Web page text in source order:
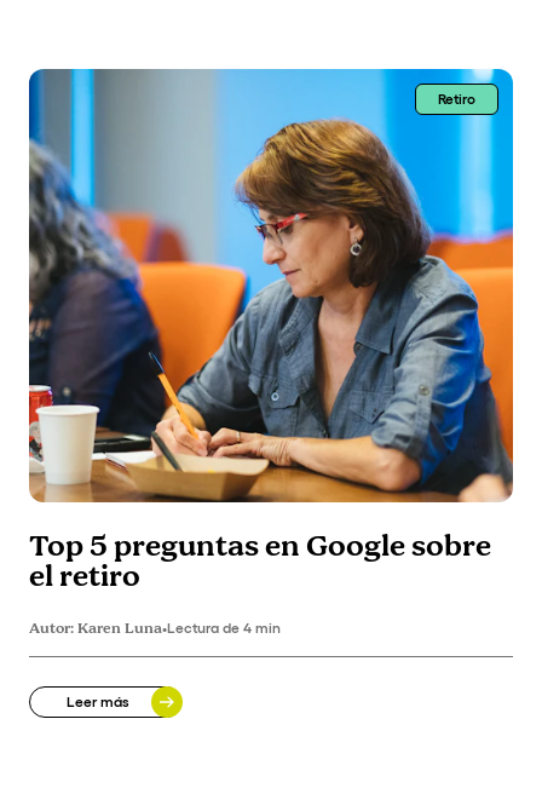
Retiro
Top 5 preguntas en Google sobre
el retiro
Autor:Karen Luna•Lectura de 4 min
Leer más